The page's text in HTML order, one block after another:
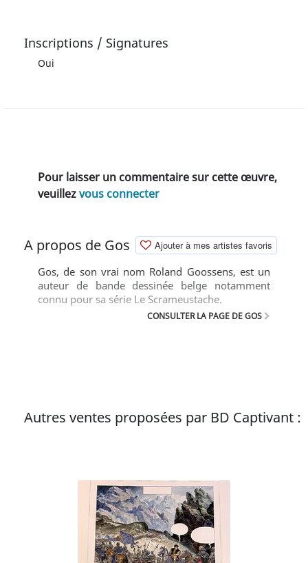
Inscriptions / Signatures
Oui
Pour laisser un commentaire sur cette œuvre,
veuillezvous connecter
A propos de Gos Ajouter à mes artistes favoris
Gos, de son vrai nom Roland Goossens, est un
auteur de bande dessinée belge notamment
connu pour sa série Le Scrameustache.
CONSULTER LA PAGE DE GOS
Autres ventes proposées par BD Captivant :